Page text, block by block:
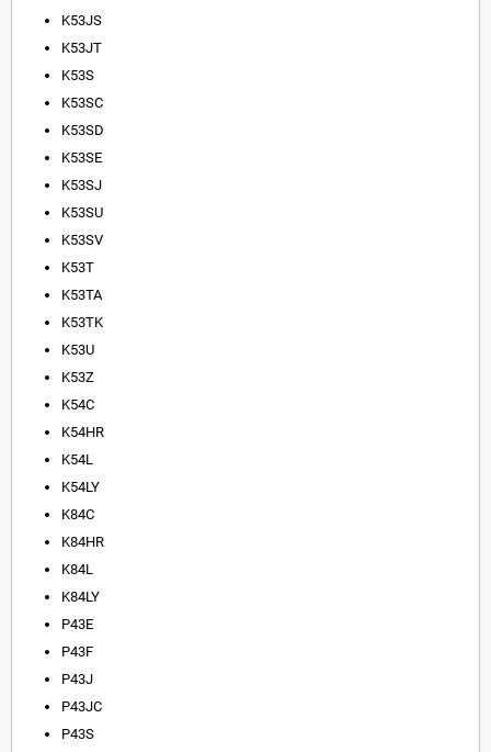
K53JS
K53JT
K53S
K53SC
K53SD
K53SE
K53SJ
K53SU
K53SV
K53T
K53TA
K53TK
K53U
K53Z
K54C
K54HR
K54L
K54LY
K84C
K84HR
K84L
K84LY
P43E
P43F
P43J
P43JC
P43S